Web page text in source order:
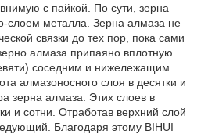
с пайкой. По сути, зерна
слоем металла. Зерна алмаза не
связки до тех пор, пока сами
алмаза припаяно вплотную
соседним и нижележащим
алмазоносного слоя в десятки и
зерна алмаза. Этих слоев в
и сотни. Отработав верхний слой
Благодаря этому BIHUI